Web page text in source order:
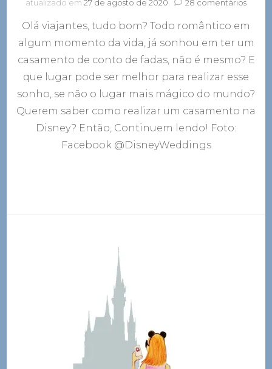
atualizado em 27 de agosto de 2020 28 comentários
na
Um
de
conto
Olá viajantes, tudo bom? Todo romântico em
algum momento da vida, já sonhou em ter um
casamento de conto de fadas, não é mesmo? E
que lugar pode ser melhor para realizar esse
sonho, se não o lugar mais mágico do mundo?
Querem saber como realizar um casamento na
Disney? Então, Continuem lendo! Foto:
Facebook @DisneyWeddings